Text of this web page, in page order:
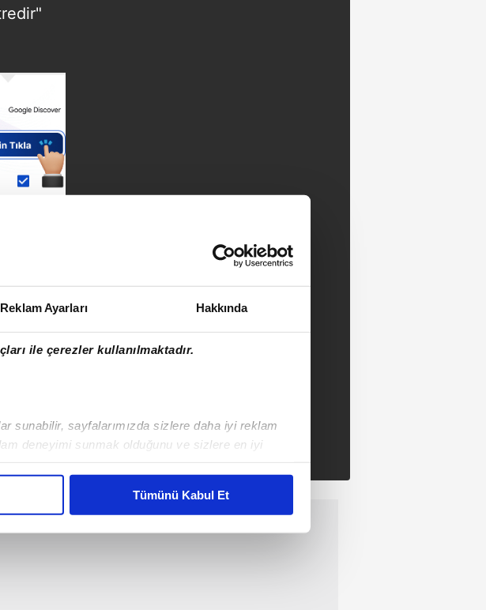
Reklam Ayarları Hakkında
ile çerezler kullanılmaktadır.
sunabilir, sayfalarımızda sizlere daha iyi reklam
deneyimi sunmak olduğunu ve sizlere en iyi
Tümünü Kabul Et